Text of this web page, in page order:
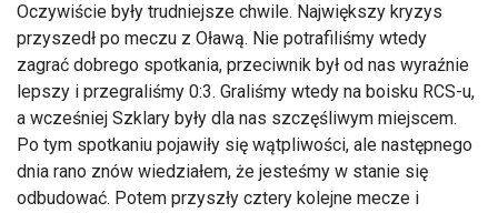
Oczywiście były trudniejsze chwile. Największy kryzys
przyszedł po meczu z Oławą. Nie potrafiliśmy wtedy
zagrać dobrego spotkania, przeciwnik był od nas wyraźnie
lepszy i przegraliśmy 0:3. Graliśmy wtedy na boisku RCS-u,
a wcześniej Szklary były dla nas szczęśliwym miejscem.
Po tym spotkaniu pojawiły się wątpliwości, ale następnego
dnia rano znów wiedziałem, że jesteśmy w stanie się
odbudować. Potem przyszły cztery kolejne mecze i